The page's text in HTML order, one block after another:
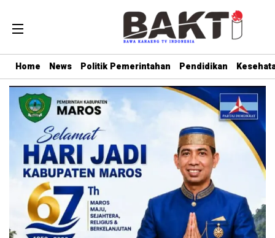
Home News Politik Pemerintahan Pendidikan